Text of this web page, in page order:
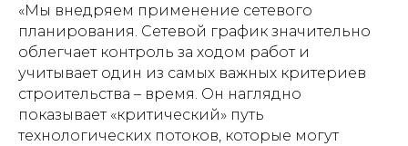
«Мы внедряем применение сетевого
планирования. Сетевой график значительно
облегчает контроль за ходом работ и
учитывает один из самых важных критериев
строительства – время. Он наглядно
показывает «критический» путь
технологических потоков, которые могут